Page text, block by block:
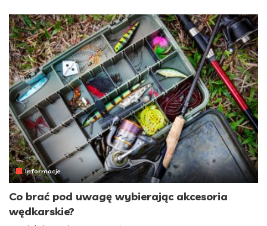
Informacje
Co brać pod uwagę wybierając akcesoria
wędkarskie?